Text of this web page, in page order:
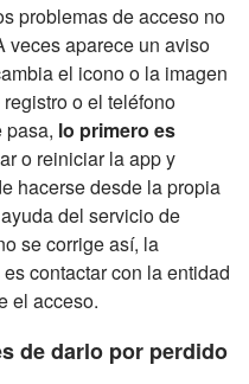
problemas de acceso no
veces aparece un aviso
el icono o la imagen
o el teléfono
pasa, lo primero es
o reiniciar la app y
hacerse desde la propia
del servicio de
se corrige así, la
contactar con la entidad
el acceso.
de darlo por perdido